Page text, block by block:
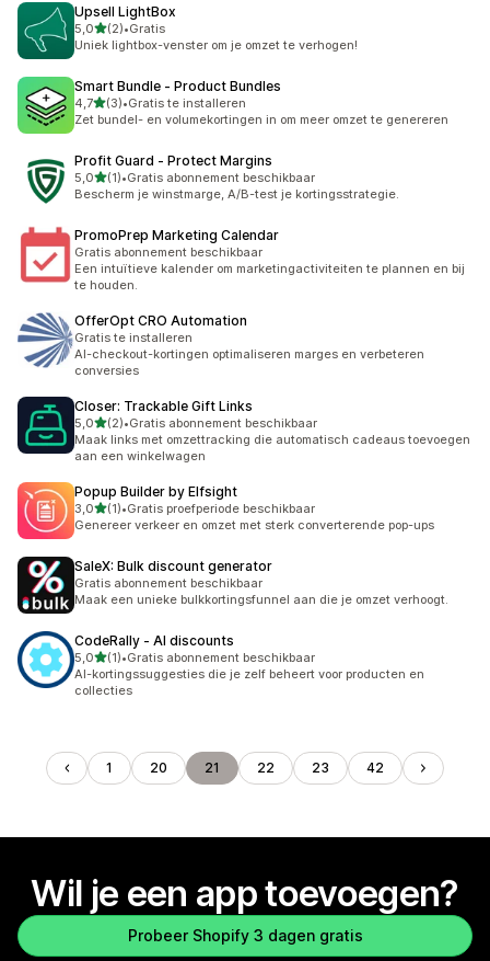
Upsell LightBox
5,0van 5 sterren
(2)
2 recensies in totaal
•Gratis
Uniek lightbox-venster om je omzet te verhogen!
Smart Bundle ‑ Product Bundles
4,7van 5 sterren
(3)
3 recensies in totaal
•Gratis te installeren
Zet bundel- en volumekortingen in om meer omzet te genereren
Profit Guard ‑ Protect Margins
5,0van 5 sterren
(1)
1 recensies in totaal
•Gratis abonnement beschikbaar
Bescherm je winstmarge, A/B-test je kortingsstrategie.
PromoPrep Marketing Calendar
Gratis abonnement beschikbaar
Een intuïtieve kalender om marketingactiviteiten te plannen en bij
te houden.
OfferOpt CRO Automation
Gratis te installeren
AI-checkout-kortingen optimaliseren marges en verbeteren
conversies
Closer: Trackable Gift Links
5,0van 5 sterren
(2)
2 recensies in totaal
•Gratis abonnement beschikbaar
Maak links met omzettracking die automatisch cadeaus toevoegen
aan een winkelwagen
Popup Builder by Elfsight
3,0van 5 sterren
(1)
1 recensies in totaal
•Gratis proefperiode beschikbaar
Genereer verkeer en omzet met sterk converterende pop-ups
SaleX: Bulk discount generator
Gratis abonnement beschikbaar
Maak een unieke bulkkortingsfunnel aan die je omzet verhoogt.
CodeRally ‑ AI discounts
5,0van 5 sterren
(1)
1 recensies in totaal
•Gratis abonnement beschikbaar
AI-kortingssuggesties die je zelf beheert voor producten en
collecties
1 20 21 22 23 42
Wil je een app toevoegen?
Probeer Shopify 3 dagen gratis